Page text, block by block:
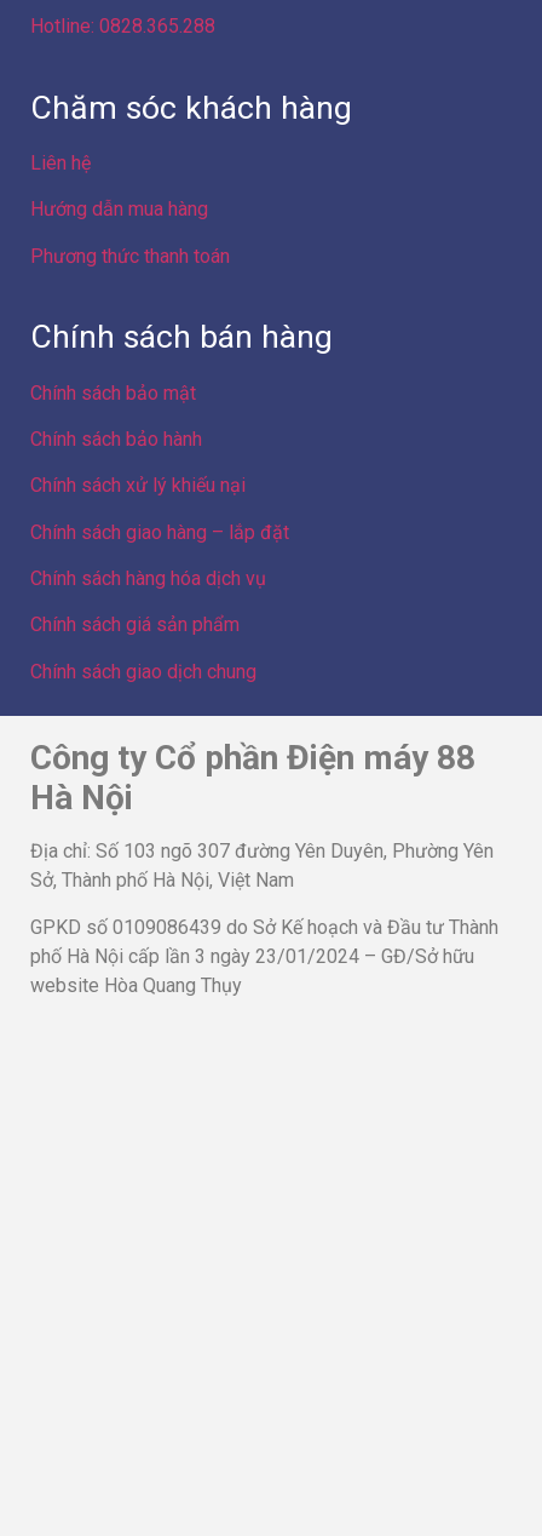
Hướng dẫn mua hàng
Chính sách bán hàng
Chính sách bảo mật
Chính sách bảo hành
Chính sách giao hàng – lắp đặt
Chính sách hàng hóa dịch vụ
Chính sách giá sản phẩm
Chính sách giao dịch chung
Công ty Cổ phần Điện máy 88
Hà Nội
Địa chỉ: Số 103 ngõ 307 đường Yên Duyên, Phường Yên
GPKD số 0109086439 do Sở Kế hoạch và Đầu tư Thành
phố Hà Nội cấp lần 3 ngày 23/01/2024 – GĐ/Sở hữu
website Hòa Quang Thụy